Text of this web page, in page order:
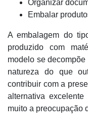
Organizar
Embalar
A embalagem do
produzido com
modelo se
natureza do que
contribuir com a
alternativa
muito a preocupação